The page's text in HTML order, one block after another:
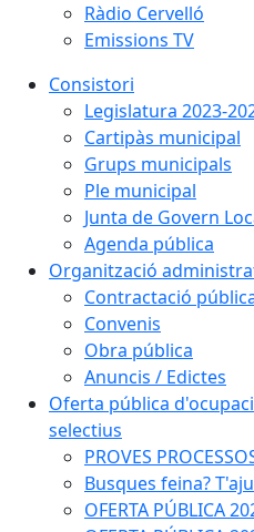
Ràdio Cervelló
Emissions TV
Consistori
Legislatura 2023-
Cartipàs municipal
Grups municipals
Ple municipal
Junta de Govern
Agenda pública
Organització
Contractació
Convenis
Obra pública
Anuncis / Edictes
Oferta pública
selectius
PROVES
Busques feina?
OFERTA PÚBLICA